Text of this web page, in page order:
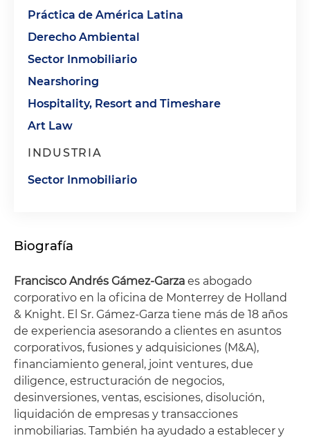
Práctica de América Latina
Derecho Ambiental
Sector Inmobiliario
Nearshoring
Hospitality, Resort and Timeshare
Art Law
INDUSTRIA
Sector Inmobiliario
Biografía
Francisco Andrés Gámez-Garza es abogado
corporativo en la oficina de Monterrey de Holland
& Knight. El Sr. Gámez-Garza tiene más de 18 años
de experiencia asesorando a clientes en asuntos
corporativos, fusiones y adquisiciones (M&A),
financiamiento general, joint ventures, due
diligence, estructuración de negocios,
desinversiones, ventas, escisiones, disolución,
liquidación de empresas y transacciones
inmobiliarias. También ha ayudado a establecer y